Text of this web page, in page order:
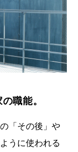
職能。
「その後」や
うに使われる